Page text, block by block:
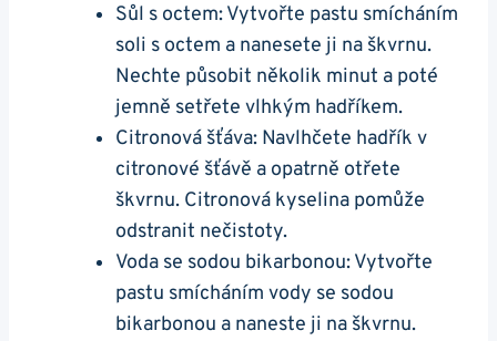
Sůl s‍ octem: Vytvořte pastu smícháním
soli ⁣s octem a nanesete ji ⁢na ‌škvrnu.⁤
Nechte působit několik‍ minut a poté
jemně setřete ⁣vlhkým​ hadříkem.
Citronová⁤ šťáva: Navlhčete ⁣hadřík v
citronové šťávě‍ a opatrně otřete
škvrnu. Citronová⁤ kyselina pomůže
odstranit nečistoty.
Voda ⁤se sodou bikarbonou:‍ Vytvořte
pastu ⁣smícháním vody se sodou
bikarbonou a naneste ji ​na škvrnu.